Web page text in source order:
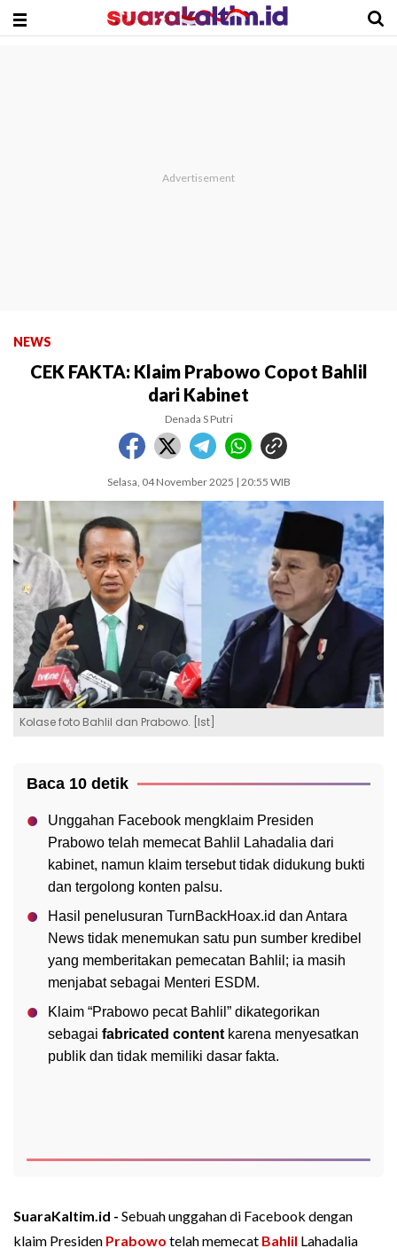
NEWS
CEK FAKTA: Klaim Prabowo Copot Bahlil
dari Kabinet
Denada S Putri
Selasa, 04 November 2025 | 20:55 WIB
Kolase foto Bahlil dan Prabowo. [Ist]
Baca 10 detik
Unggahan Facebook mengklaim Presiden
Prabowo telah memecat Bahlil Lahadalia dari
kabinet, namun klaim tersebut tidak didukung bukti
dan tergolong konten palsu.
Hasil penelusuran TurnBackHoax.id dan Antara
News tidak menemukan satu pun sumber kredibel
yang memberitakan pemecatan Bahlil; ia masih
menjabat sebagai Menteri ESDM.
Klaim “Prabowo pecat Bahlil” dikategorikan
sebagai fabricated content karena menyesatkan
publik dan tidak memiliki dasar fakta.
SuaraKaltim.id - Sebuah unggahan di Facebook dengan
klaim Presiden Prabowo telah memecat Bahlil Lahadalia